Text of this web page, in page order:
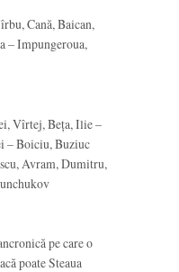
Cană, Baican,
– Impungeroua,
Vîrtej, Beța, Ilie –
– Boiciu, Buziuc
Avram, Dumitru,
pe care o
poate Steaua